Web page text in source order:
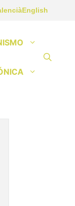
English